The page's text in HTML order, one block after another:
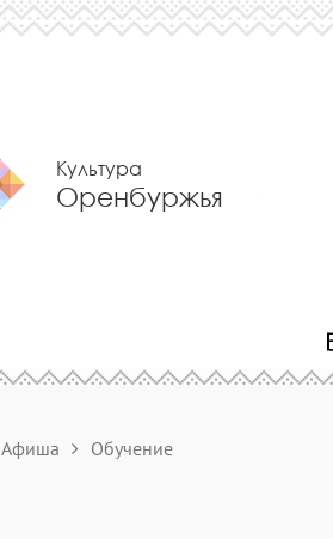
Культура
Оренбуржья
Афиша Обучение